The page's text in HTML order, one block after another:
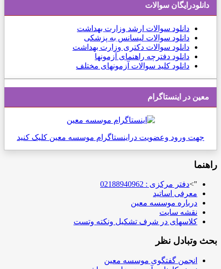
دانلودرایگان سوالات
دانلود سوالات ارشد وزارت بهداشت
دانلود سوالات لیسانس به پزشکی
دانلود سوالات دکتری وزارت بهداشت
دانلود دفترچه راهنمای آزمونها
دانلود کلید سوالات آزمونهای مختلف
معین در اینستاگرام
جهت ورود وعضویت دراینستاگرام موسسه معین کلیک کنید
راهنما
">دفتر مرکزی : 02188940962
معرفی اساتید
درباره موسسه معین
نقشه سایت
کلاسهای در شرف تشکیل ونکته وتست
بحث وتبادل نظر
انجمن گفتگوی موسسه معین